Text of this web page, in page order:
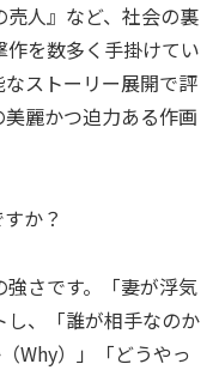
人』など、社会の裏
を数多く手掛けてい
ストーリー展開で評
麗かつ迫力ある作画
か？
さです。「妻が浮気
し、「誰が相手なのか
Why）」「どうやっ